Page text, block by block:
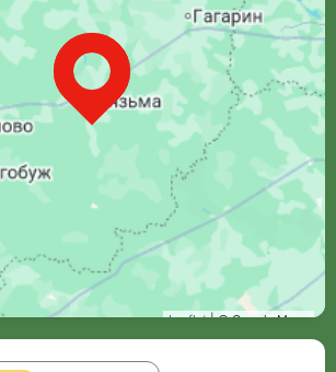
Leaflet| © Google Maps